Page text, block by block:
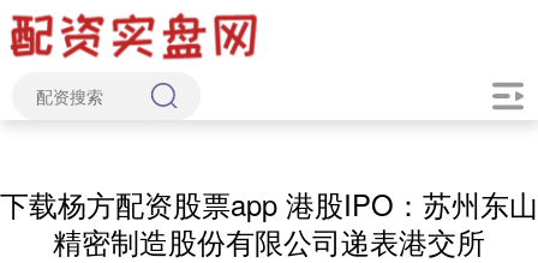
下载杨方配资股票app 港股IPO：苏州东山
精密制造股份有限公司递表港交所